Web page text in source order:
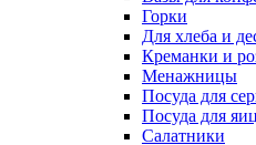
Горки
Для хлеба и
Креманки и
Менажницы
Посуда для
Посуда для яиц
Салатники